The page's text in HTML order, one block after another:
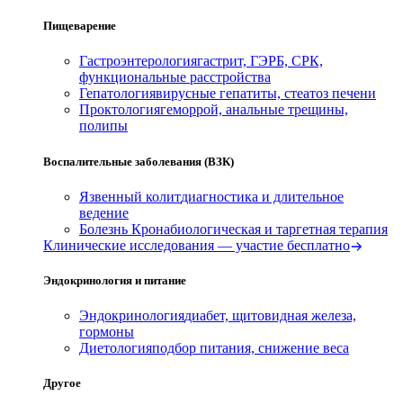
Пищеварение
Гастроэнтерологиягастрит, ГЭРБ, СРК,
функциональные расстройства
Гепатологиявирусные гепатиты, стеатоз печени
Проктологиягеморрой, анальные трещины,
полипы
Воспалительные заболевания (ВЗК)
Язвенный колитдиагностика и длительное
ведение
Болезнь Кронабиологическая и таргетная терапия
Клинические исследования — участие бесплатно
Эндокринология и питание
Эндокринологиядиабет, щитовидная железа,
гормоны
Диетологияподбор питания, снижение веса
Другое